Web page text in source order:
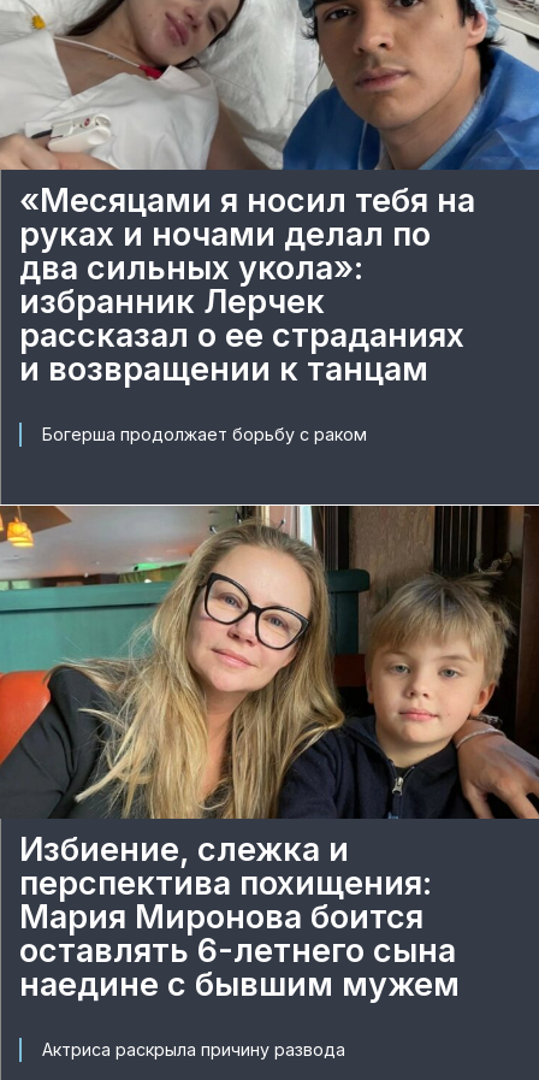
«Месяцами я носил тебя на
руках и ночами делал по
два сильных укола»:
избранник Лерчек
рассказал о ее страданиях
и возвращении к танцам
Богерша продолжает борьбу с раком
Избиение, слежка и
перспектива похищения:
Мария Миронова боится
оставлять 6-летнего сына
наедине с бывшим мужем
Актриса раскрыла причину развода